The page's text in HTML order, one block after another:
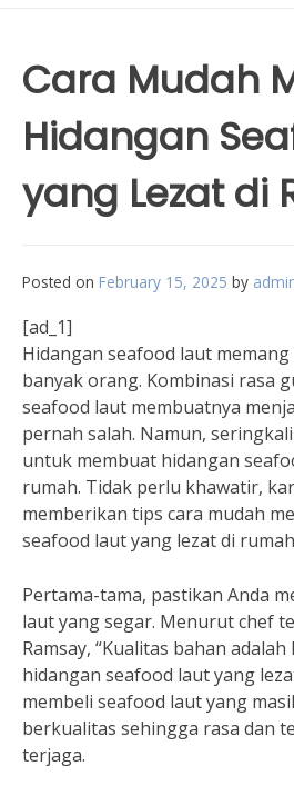
Cara Mudah
Hidangan
yang Lezat di
Posted on February 15, 2025 by
[ad_1]
Hidangan seafood laut
banyak orang. Kombinasi rasa
seafood laut membuatnya
pernah salah. Namun,
untuk membuat hidangan
rumah. Tidak perlu khawatir,
memberikan tips cara mudah
seafood laut yang lezat di
Pertama-tama, pastikan Anda
laut yang segar. Menurut chef
Ramsay, “Kualitas bahan
hidangan seafood laut yang
membeli seafood laut yang
berkualitas sehingga rasa dan
terjaga.